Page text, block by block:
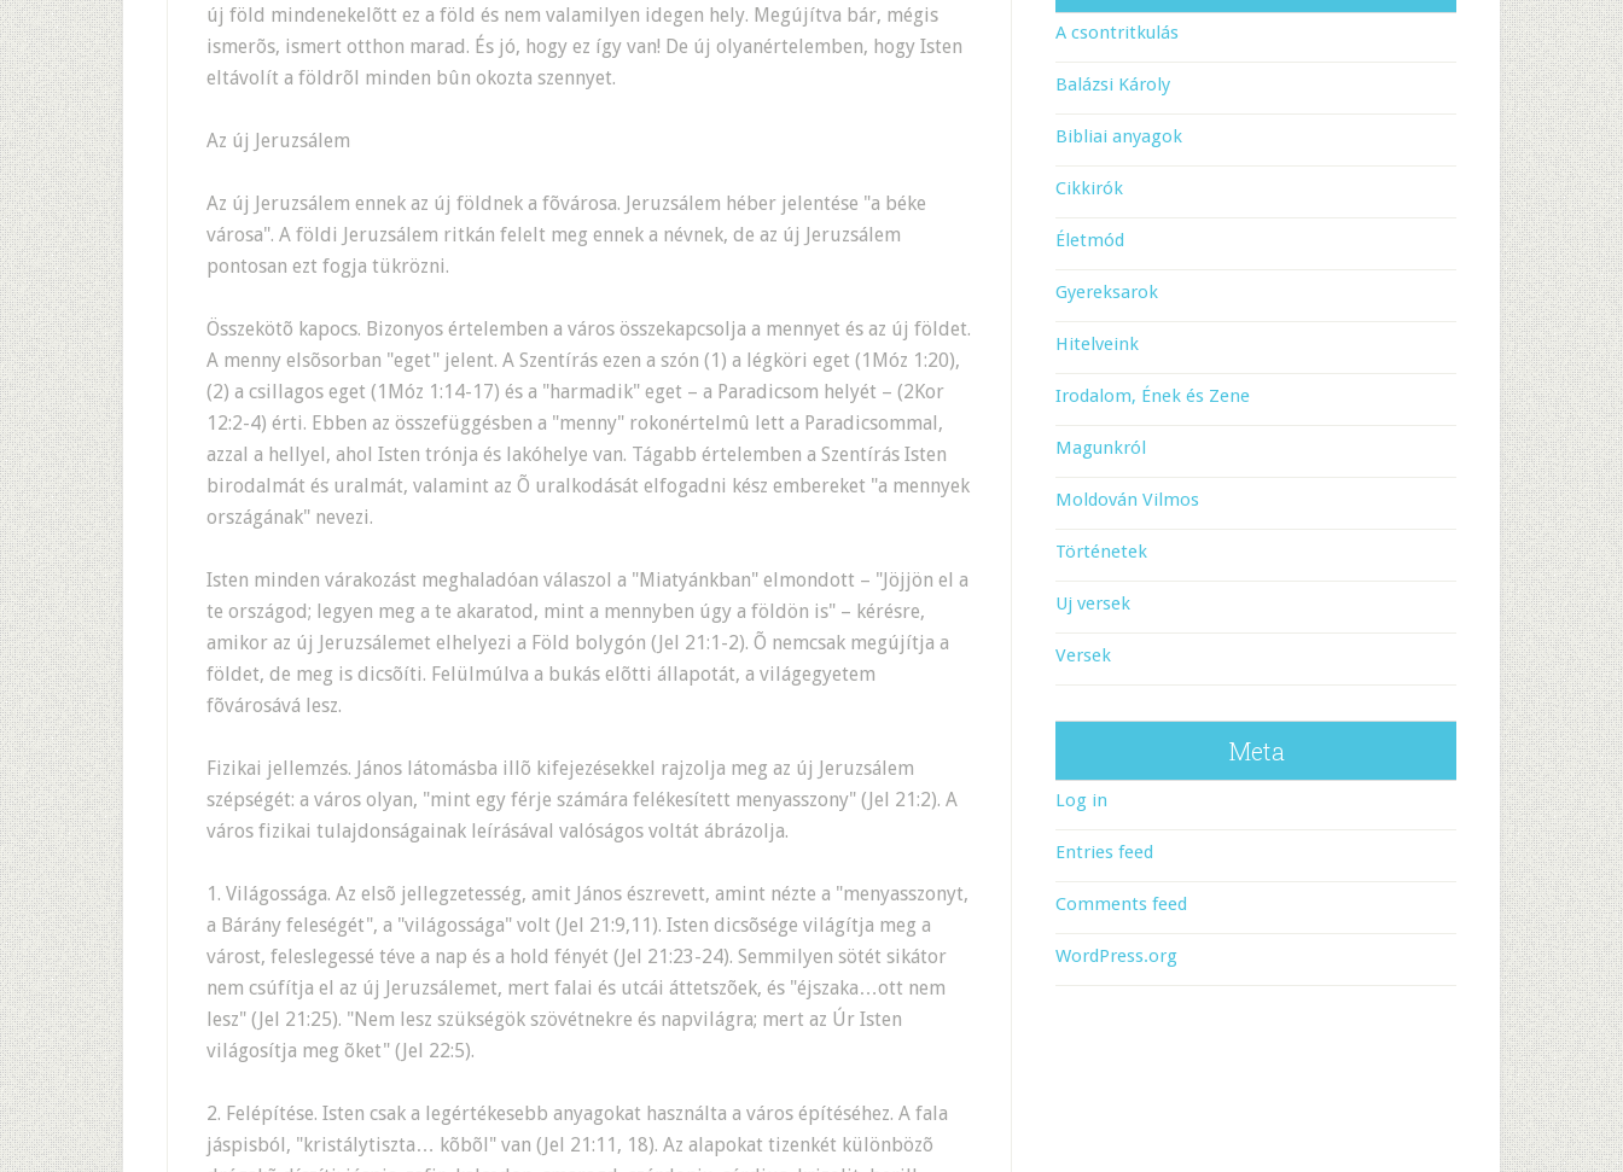
új föld mindenekelõtt ez a föld és nem valamilyen idegen hely. Megújítva bár, mégis
ismerõs, ismert otthon marad. És jó, hogy ez így van! De új olyanértelemben, hogy Isten
eltávolít a földrõl minden bûn okozta szennyet.
Az új Jeruzsálem
Az új Jeruzsálem ennek az új földnek a fõvárosa. Jeruzsálem héber jelentése "a béke
városa". A földi Jeruzsálem ritkán felelt meg ennek a névnek, de az új Jeruzsálem
pontosan ezt fogja tükrözni.
Összekötõ kapocs. Bizonyos értelemben a város összekapcsolja a mennyet és az új földet.
A menny elsõsorban "eget" jelent. A Szentírás ezen a szón (1) a légköri eget (1Móz 1:20),
(2) a csillagos eget (1Móz 1:14-17) és a "harmadik" eget – a Paradicsom helyét – (2Kor
12:2-4) érti. Ebben az összefüggésben a "menny" rokonértelmû lett a Paradicsommal,
azzal a hellyel, ahol Isten trónja és lakóhelye van. Tágabb értelemben a Szentírás Isten
birodalmát és uralmát, valamint az Õ uralkodását elfogadni kész embereket "a mennyek
országának" nevezi.
Isten minden várakozást meghaladóan válaszol a "Miatyánkban" elmondott – "Jöjjön el a
te országod; legyen meg a te akaratod, mint a mennyben úgy a földön is" – kérésre,
amikor az új Jeruzsálemet elhelyezi a Föld bolygón (Jel 21:1-2). Õ nemcsak megújítja a
földet, de meg is dicsõíti. Felülmúlva a bukás elõtti állapotát, a világegyetem
fõvárosává lesz.
Fizikai jellemzés. János látomásba illõ kifejezésekkel rajzolja meg az új Jeruzsálem
szépségét: a város olyan, "mint egy férje számára felékesített menyasszony" (Jel 21:2). A
város fizikai tulajdonságainak leírásával valóságos voltát ábrázolja.
1. Világossága. Az elsõ jellegzetesség, amit János észrevett, amint nézte a "menyasszonyt,
a Bárány feleségét", a "világossága" volt (Jel 21:9,11). Isten dicsõsége világítja meg a
várost, feleslegessé téve a nap és a hold fényét (Jel 21:23-24). Semmilyen sötét sikátor
nem csúfítja el az új Jeruzsálemet, mert falai és utcái áttetszõek, és "éjszaka…ott nem
lesz" (Jel 21:25). "Nem lesz szükségök szövétnekre és napvilágra; mert az Úr Isten
világosítja meg õket" (Jel 22:5).
2. Felépítése. Isten csak a legértékesebb anyagokat használta a város építéséhez. A fala
jáspisból, "kristálytiszta… kõbõl" van (Jel 21:11, 18). Az alapokat tizenkét különbözõ
A csontritkulás
Balázsi Károly
Bibliai anyagok
Cikkirók
Életmód
Gyereksarok
Hitelveink
Irodalom, Ének és Zene
Magunkról
Moldován Vilmos
Történetek
Uj versek
Versek
Meta
Log in
Entries feed
Comments feed
WordPress.org